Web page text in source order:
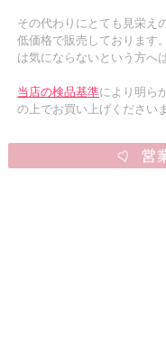
その代わりにとても見栄え
低価格で販売しております
は気にならないという方へ
当店の検品基準により明ら
の上でお買い上げください